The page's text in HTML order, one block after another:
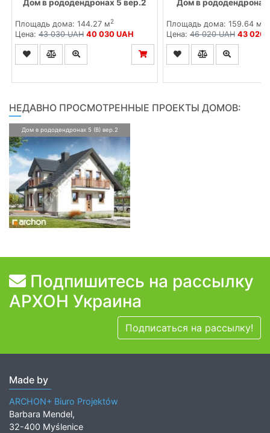
Дом в рододендронах 5 вер.2
Площадь дома: 144.27 м2
Цена: 43 030 UAH 40 030 UAH
Дом в
Площадь дома: 159.64 м
Цена:46 020 UAH 43 020
НЕДАВНО ПРОСМОТРЕННЫЕ ПРОЕКТЫ ДОМОВ:
Дом в рододендронах 5 (В) вер.2
Подпишитесь на рассылку
АРХОН Украина
Подписаться на рассылку!
Made by
ARCHON+ Biuro Projektów
Barbara Mendel,
32-400 Myślenice